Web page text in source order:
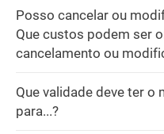
Posso cancelar ou
Que custos podem ser
cancelamento ou
Que validade deve ter o
para...?